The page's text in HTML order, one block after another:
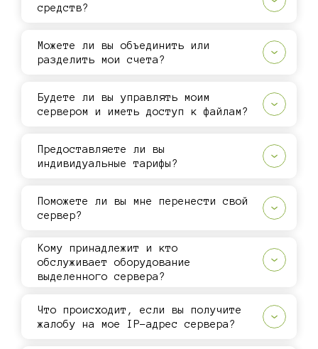
средств?
Можете ли вы объединить или
разделить мои счета?
Будете ли вы управлять моим
сервером и иметь доступ к файлам?
Предоставляете ли вы
индивидуальные тарифы?
Поможете ли вы мне перенести свой
сервер?
Кому принадлежит и кто
обслуживает оборудование
выделенного сервера?
Что происходит, если вы получите
жалобу на мое IP-адрес сервера?